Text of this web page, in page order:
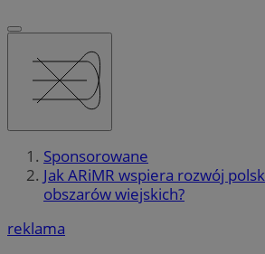
Sponsorowane
Jak ARiMR wspiera rozwój
obszarów wiejskich?
reklama